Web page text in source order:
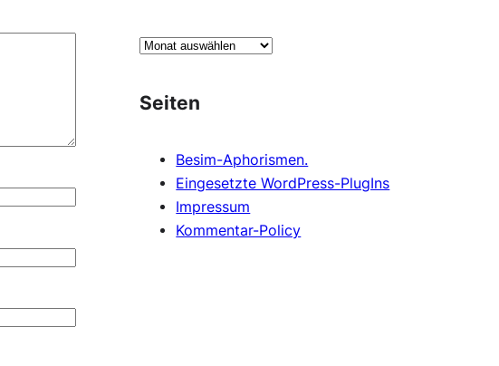
A
h
Seiten
Besim-Aphorismen.
Eingesetzte WordPress-PlugIns
Impressum
Kommentar-Policy